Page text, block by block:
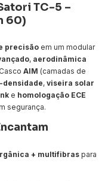
TC-5 –
60)
precisão em um modular
, aerodinâmica
AIM (camadas de
densidade, viseira solar
e homologação ECE
segurança.
+ multifibraspara